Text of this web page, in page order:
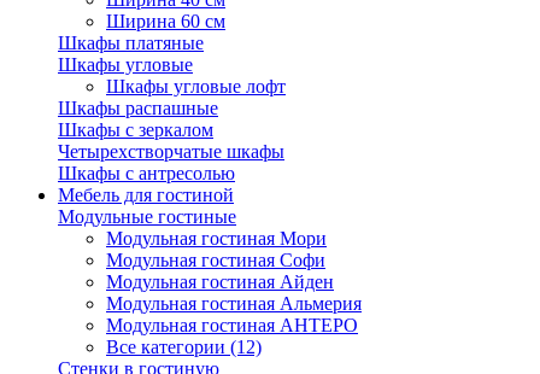
Ширина 60 см
Шкафы платяные
Шкафы угловые
Шкафы угловые лофт
Шкафы распашные
Шкафы с зеркалом
Четырехстворчатые шкафы
Шкафы с антресолью
Мебель для гостиной
Модульные гостиные
Модульная гостиная Мори
Модульная гостиная Софи
Модульная гостиная Айден
Модульная гостиная Альмерия
Модульная гостиная АНТЕРО
Все категории (12)
Стенки в гостиную